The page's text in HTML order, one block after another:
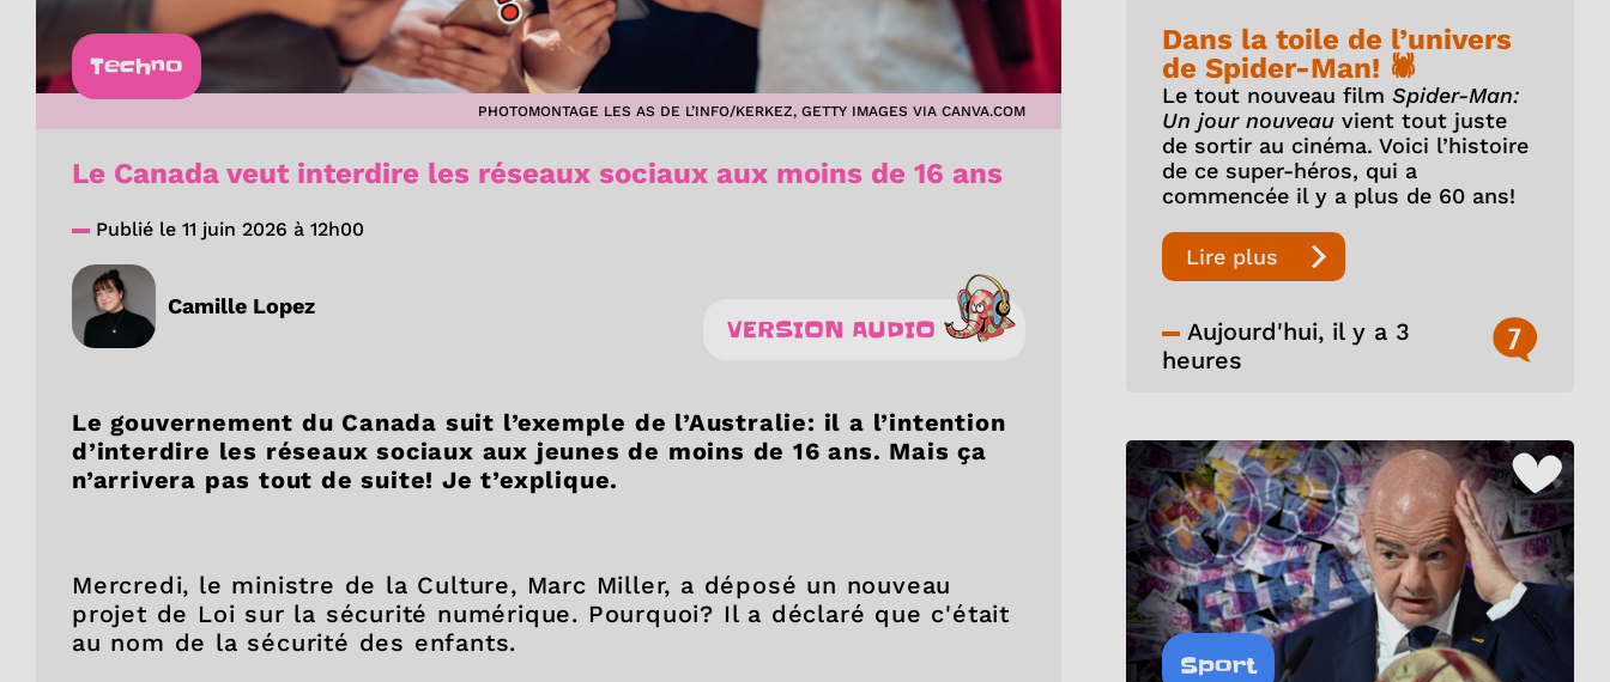
Techno
PHOTOMONTAGE LES AS DE L’INFO/KERKEZ, GETTY IMAGES VIA CANVA.COM
Le Canada veut interdire les réseaux sociaux aux moins de 16 ans
Publié le 11 juin 2026 à 12h00
Camille Lopez
VERSION AUDIO
Le gouvernement du Canada suit l’exemple de l’Australie: il a l’intention
d’interdire les réseaux sociaux aux jeunes de moins de 16 ans. Mais ça
n’arrivera pas tout de suite! Je t’explique.
Mercredi, le ministre de la Culture, Marc Miller, a déposé un nouveau
projet de Loi sur la sécurité numérique. Pourquoi? Il a déclaré que c'était
au nom de la sécurité des enfants.
Dans la toile de l’univers
de Spider-Man! 🕷️
Le tout nouveau film Spider-Man:
Un jour nouveauvient tout juste
de sortir au cinéma. Voici l’histoire
de ce super-héros, qui a
commencée il y a plus de 60 ans!
Lire plus
Aujourd'hui, il y a 3
heures
7
Sport